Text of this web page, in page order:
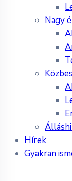
Nagy
Hírek
Gyakran